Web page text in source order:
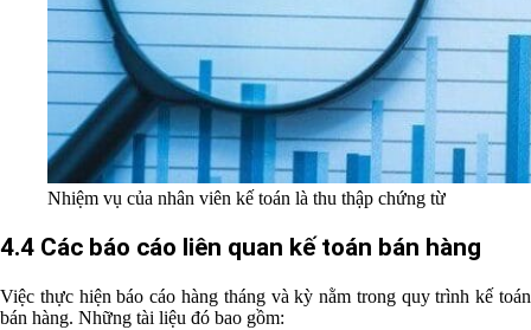
Nhiệm vụ của nhân viên kế toán là thu thập chứng từ
4.4 Các báo cáo liên quan kế toán bán hàng
Việc thực hiện báo cáo hàng tháng và kỳ nằm trong quy trình kế toán
bán hàng. Những tài liệu đó bao gồm: